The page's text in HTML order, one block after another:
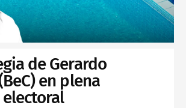
de Gerardo
en plena